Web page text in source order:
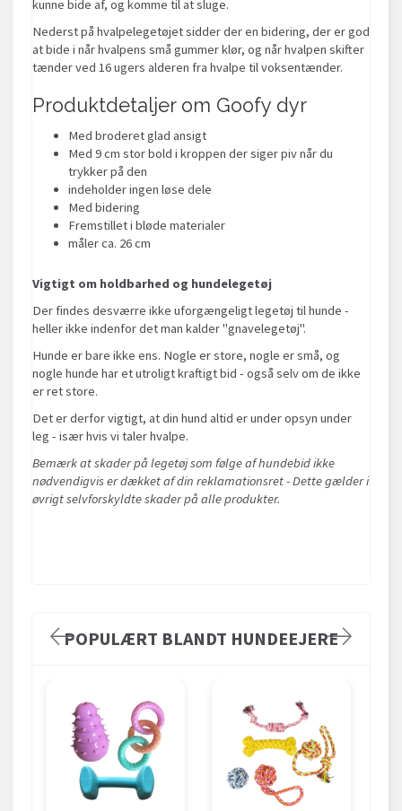
kunne bide af, og komme til at sluge.
Nederst på hvalpelegetøjet sidder der en bidering, der er god
at bide i når hvalpens små gummer klør, og når hvalpen skifter
tænder ved 16 ugers alderen fra hvalpe til voksentænder.
Produktdetaljer om Goofy dyr
Med broderet glad ansigt
Med 9 cm stor bold i kroppen der siger piv når du
trykker på den
indeholder ingen løse dele
Med bidering
Fremstillet i bløde materialer
måler ca. 26 cm
Vigtigt om holdbarhed og hundelegetøj
Der findes desværre ikke uforgængeligt legetøj til hunde -
heller ikke indenfor det man kalder "gnavelegetøj".
Hunde er bare ikke ens. Nogle er store, nogle er små, og
nogle hunde har et utroligt kraftigt bid - også selv om de ikke
er ret store.
Det er derfor vigtigt, at din hund altid er under opsyn under
leg - især hvis vi taler hvalpe.
Bemærk at skader på legetøj som følge af hundebid ikke
nødvendigvis er dækket af din reklamationsret - Dette gælder i
øvrigt selvforskyldte skader på alle produkter.
POPULÆRT BLANDT HUNDEEJERE